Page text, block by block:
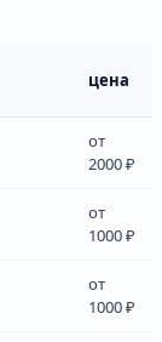
цена
от
2000 ₽
от
1000 ₽
от
1000 ₽